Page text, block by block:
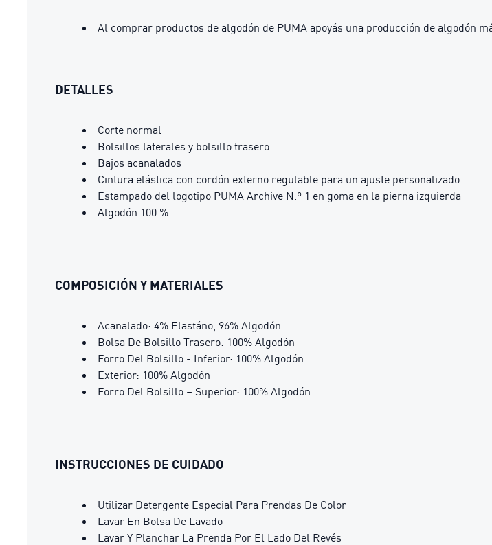
Al comprar productos de algodón de PUMA apoyás una producción de algodón
DETALLES
Corte normal
Bolsillos laterales y bolsillo trasero
Bajos acanalados
Cintura elástica con cordón externo regulable para un ajuste personalizado
Estampado del logotipo PUMA Archive N.º 1 en goma en la pierna izquierda
Algodón 100 %
COMPOSICIÓN Y MATERIALES
Acanalado: 4% Elastáno, 96% Algodón
Bolsa De Bolsillo Trasero: 100% Algodón
Forro Del Bolsillo - Inferior: 100% Algodón
Exterior: 100% Algodón
Forro Del Bolsillo – Superior: 100% Algodón
INSTRUCCIONES DE CUIDADO
Utilizar Detergente Especial Para Prendas De Color
Lavar En Bolsa De Lavado
Lavar Y Planchar La Prenda Por El Lado Del Revés